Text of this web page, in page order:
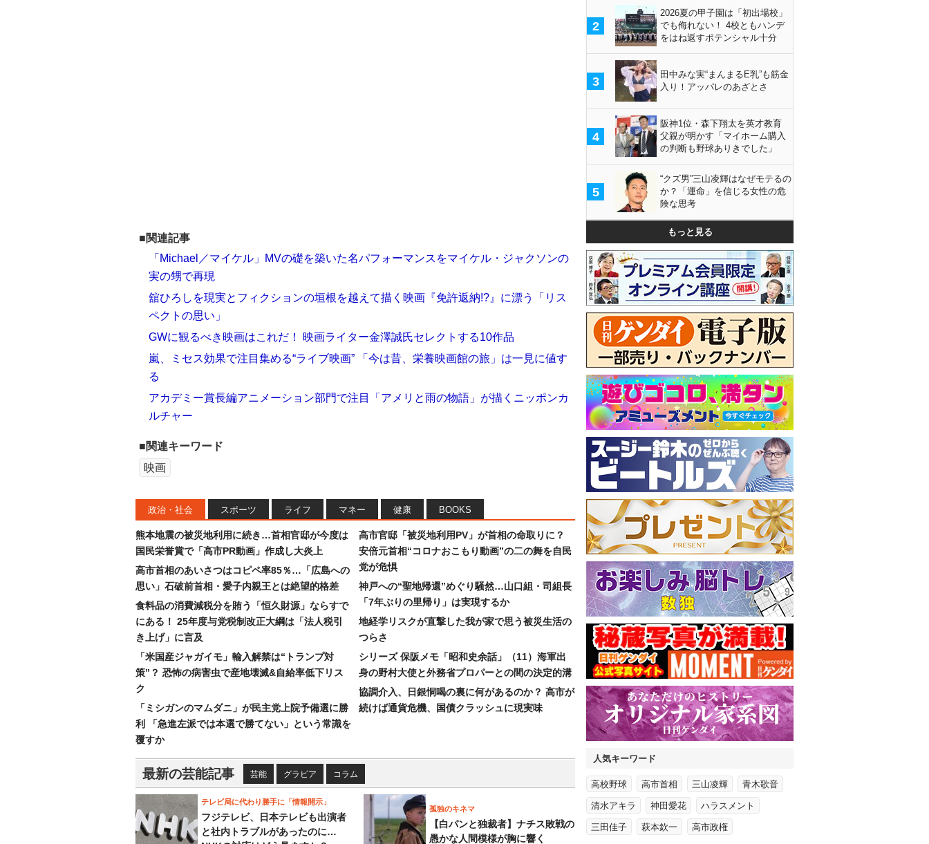
■関連記事
「Michael／マイケル」MVの礎を築いた名パフォーマンスをマイケル・ジャクソンの
実の甥で再現
舘ひろしを現実とフィクションの垣根を越えて描く映画『免許返納!?』に漂う「リス
ペクトの思い」
GWに観るべき映画はこれだ！ 映画ライター金澤誠氏セレクトする10作品
嵐、ミセス効果で注目集める“ライブ映画” 「今は昔、栄養映画館の旅」は一見に値す
る
アカデミー賞長編アニメーション部門で注目「アメリと雨の物語」が描くニッポンカ
ルチャー
■関連キーワード
映画
政治・社会 スポーツ ライフ マネー 健康 BOOKS
熊本地震の被災地利用に続き…首相官邸が今度は
国民栄誉賞で「高市PR動画」作成し大炎上
高市首相のあいさつはコピペ率85％…「広島への
思い」石破前首相・愛子内親王とは絶望的格差
食料品の消費減税分を賄う「恒久財源」ならすで
にある！ 25年度与党税制改正大綱は「法人税引
き上げ」に言及
「米国産ジャガイモ」輸入解禁は“トランプ対
策”？ 恐怖の病害虫で産地壊滅&自給率低下リス
ク
「ミシガンのマムダニ」が民主党上院予備選に勝
利 「急進左派では本選で勝てない」という常識を
覆すか
高市官邸「被災地利用PV」が首相の命取りに？
安倍元首相“コロナおこもり動画”の二の舞を自民
党が危惧
神戸への“聖地帰還”めぐり騒然…山口組・司組長
「7年ぶりの里帰り」は実現するか
地経学リスクが直撃した我が家で思う被災生活の
つらさ
シリーズ 保阪メモ「昭和史余話」（11）海軍出
身の野村大使と外務省プロパーとの間の決定的溝
協調介入、日銀恫喝の裏に何があるのか？ 高市が
続けば通貨危機、国債クラッシュに現実味
最新の芸能記事 芸能 グラビア コラム
テレビ局に代わり勝手に「情報開示」
フジテレビ、日本テレビも出演者
と社内トラブルがあったのに…
孤独のキネマ
【白パンと独裁者】ナチス敗戦の
愚かな人間模様が胸に響く
2
2026夏の甲子園は「初出場校」
でも侮れない！ 4校ともハンデ
をはね返すポテンシャル十分
3
田中みな実“まんまるE乳”も筋金
入り！アッパレのあざとさ
4
阪神1位・森下翔太を英才教育
父親が明かす「マイホーム購入
の判断も野球ありきでした」
5
“クズ男”三山凌輝はなぜモテるの
か？「運命」を信じる女性の危
険な思考
もっと見る
人気キーワード
高校野球 高市首相 三山凌輝 青木歌音
清水アキラ 神田愛花 ハラスメント
三田佳子 萩本欽一 高市政権